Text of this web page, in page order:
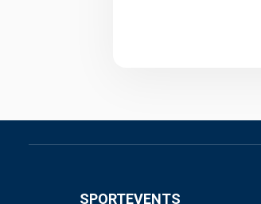
SPORTEVENTS